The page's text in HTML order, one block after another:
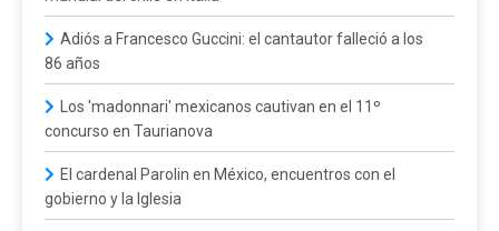
Adiós a Francesco Guccini: el cantautor falleció a los
86 años
Los 'madonnari' mexicanos cautivan en el 11º
concurso en Taurianova
El cardenal Parolin en México, encuentros con el
gobierno y la Iglesia